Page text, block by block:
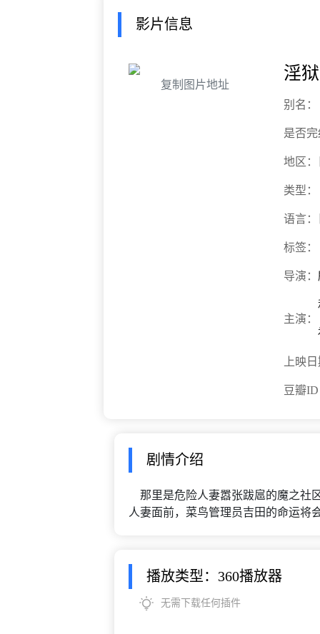
影片信息
复制图片地址
淫
别名：
是否
地区：
类型：
语言：
标签：
导演：
主演：
上映
豆瓣
剧情介绍
那里是危险人妻嚣张跋扈的魔之社
人妻面前，菜鸟管理员吉田的命运
播放类型：360播放器
无需下载任何插件